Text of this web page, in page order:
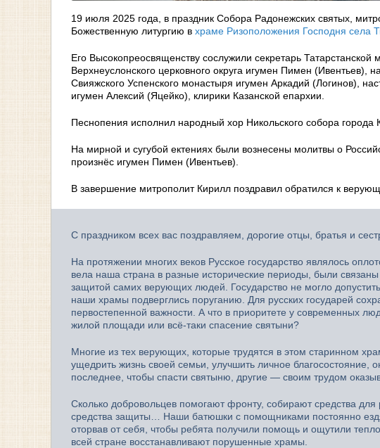
19 июля 2025 года, в праздник Собора Радонежских святых,
Божественную литургию в храме Ризоположения Господня села
Его Высокопреосвященству сослужили секретарь
Верхнеуслонского церковного округа игумен Пимен (Ивентьев),
Свияжского Успенского монастыря игумен Аркадий (Логинов),
игумен Алексий (Яцейко), клирики Казанской епархии.
Песнопения исполнил народный хор Никольского собора
На мирной и сугубой ектениях были вознесены молитвы о
произнёс игумен Пимен (Ивентьев).
В завершение митрополит Кирилл поздравил обратился к
С праздником всех вас поздравляем, дорогие отцы, братья и
На протяжении многих веков Русское государство являлось
вела наша страна в разные исторические периоды, были
защитой самих верующих людей. Государство не могло
наши храмы подверглись поруганию. Для русских государей
первостепенной важности. А что в приоритете у современных
жилой площади или всё-таки спасение святыни?
Многие из тех верующих, которые трудятся в этом старинном
ущедрить жизнь своей семьи, улучшить личное
последнее, чтобы спасти святыню, другие — своим трудом
Сколько добровольцев помогают фронту, собирают средства
средства защиты… Наши батюшки с помощниками постоянно
оторвав от себя, чтобы ребята получили помощь и ощутили
всей стране восстанавливают порушенные храмы.